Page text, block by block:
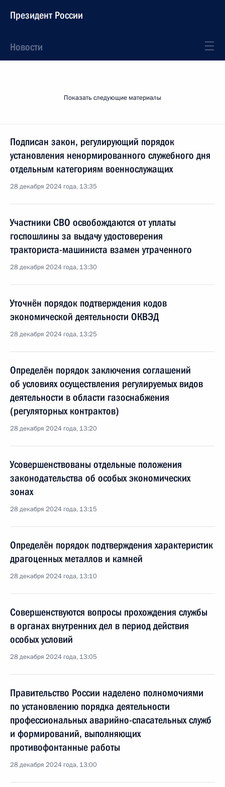
Президент России
Новости
Показать следующие материалы
Подписан закон, регулирующий порядок
установления ненормированного служебного дня
отдельным категориям военнослужащих
28 декабря 2024 года, 13:35
Участники СВО освобождаются от уплаты
госпошлины за выдачу удостоверения
тракториста-машиниста взамен утраченного
28 декабря 2024 года, 13:30
Уточнён порядок подтверждения кодов
экономической деятельности ОКВЭД
28 декабря 2024 года, 13:25
Определён порядок заключения соглашений
об условиях осуществления регулируемых видов
деятельности в области газоснабжения
(регуляторных контрактов)
28 декабря 2024 года, 13:20
Усовершенствованы отдельные положения
законодательства об особых экономических
зонах
28 декабря 2024 года, 13:15
Определён порядок подтверждения характеристик
драгоценных металлов и камней
28 декабря 2024 года, 13:10
Совершенствуются вопросы прохождения службы
в органах внутренних дел в период действия
особых условий
28 декабря 2024 года, 13:05
Правительство России наделено полномочиями
по установлению порядка деятельности
профессиональных аварийно-спасательных служб
и формирований, выполняющих
противофонтанные работы
28 декабря 2024 года, 13:00